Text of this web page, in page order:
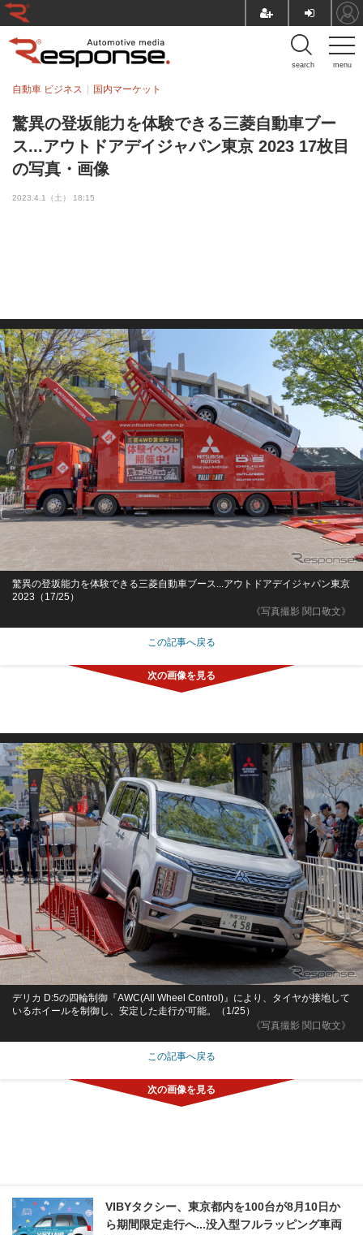
menu
search
驚異の登坂能力を体験できる三菱自動車ブー
ス...アウトドアデイジャパン東京 2023 17枚目
の写真・画像
自動車 ビジネス 国内マーケット
2023.4.1（土） 18:15
《写真撮影 関口敬文》
驚異の登坂能力を体験できる三菱自動車ブース...アウトドアデイジャパン東京
2023（17/25）
この記事へ戻る
《写真撮影 関口敬文》
デリカ D:5の四輪制御『AWC(All Wheel Control)』により、タイヤが接地して
いるホイールを制御し、安定した走行が可能。（1/25）
この記事へ戻る
VIBYタクシー、東京都内を100台が8月10日か
ら期間限定走行へ...没入型フルラッピング車両